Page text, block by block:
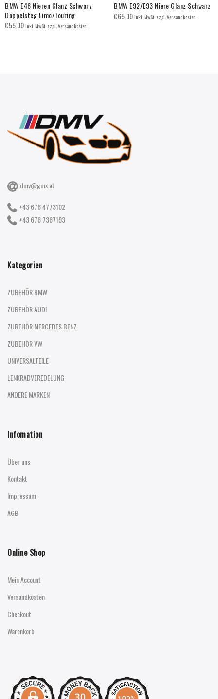
BMW E46 Nieren Glanz Schwarz
Doppelsteg Limo/Touring
€55.00inkl. MwSt. zzgl. Versandkosten
BMW E92/E93 Niere Glanz Schwarz
€65.00inkl. MwSt. zzgl. Versandkosten
dmv@gmx.at
+43 676 4773102
+43 676 7367193
Kategorien
ZUBEHÖR BMW
ZUBEHÖR AUDI
ZUBEHÖR MERCEDES BENZ
ZUBEHÖR VW
UNIVERSALTEILE
LENKRADVEREDELUNG
ANDERE MARKEN
Infomation
Über uns
Kontakt
Impressum
AGB
Online Shop
Mein Account
Versandkosten
Checkout
Warenkorb